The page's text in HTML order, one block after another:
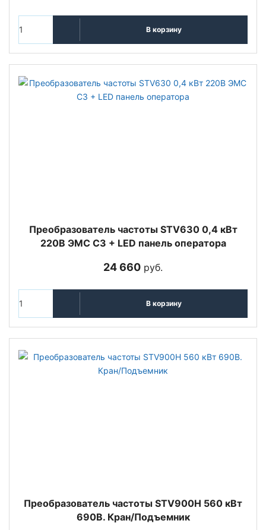
В корзину
Преобразователь частоты STV630 0,4 кВт
220В ЭМС С3 + LED панель оператора
24 660 руб.
В корзину
Преобразователь частоты STV900H 560 кВт
690В. Кран/Подъемник